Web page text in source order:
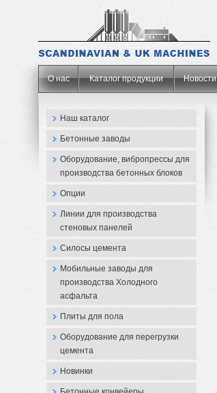
О нас Каталог продукции Новости
Наш каталог
Бетонные заводы
Оборудование, вибропрессы для
производства бетонных блоков
Опции
Линии для производства
стеновых панелей
Силосы цемента
Мобильные заводы для
производства Холодного
асфальта
Плиты для пола
Оборудование для перегрузки
цемента
Новинки